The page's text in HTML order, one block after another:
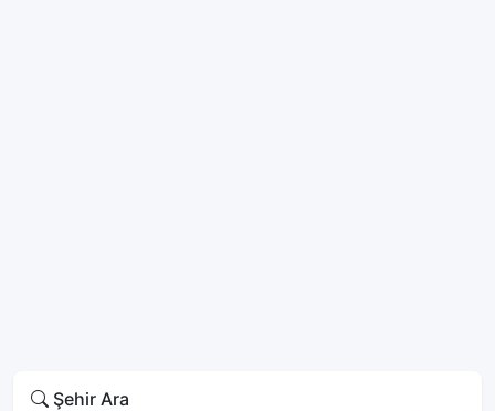
Şehir Ara